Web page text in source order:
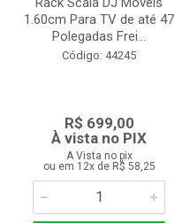
1.60cm Para TV de até 47
Polegadas Frei...
Código: 44245
R$ 699,00
À vista no PIX
A Vista no pix
ou em 12x de R$ 58,25